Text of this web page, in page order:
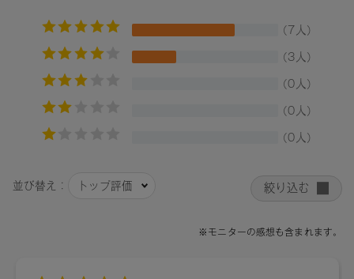
※店舗での取り扱いや詳しい在庫状況につきましては、各店
舗にお問い合わせください。
※発売日は予告なく変更する可能性がございます。予めご了
承ください。
※通常はご注文より１～３営業日での発送となります。
商品によっては、お届けまで１～２週間かかる場合がござい
●パッケージはリニューアル等の理由により、写真と異なる場